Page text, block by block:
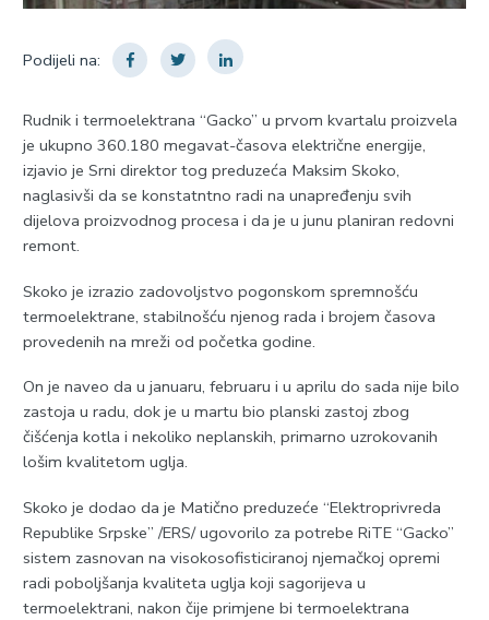
Podijeli na:
Rudnik i termoelektrana “Gacko” u prvom kvartalu proizvela
je ukupno 360.180 megavat-časova električne energije,
izjavio je Srni direktor tog preduzeća Maksim Skoko,
naglasivši da se konstatntno radi na unapređenju svih
dijelova proizvodnog procesa i da je u junu planiran redovni
remont.
Skoko je izrazio zadovoljstvo pogonskom spremnošću
termoelektrane, stabilnošću njenog rada i brojem časova
provedenih na mreži od početka godine.
On je naveo da u januaru, februaru i u aprilu do sada nije bilo
zastoja u radu, dok je u martu bio planski zastoj zbog
čišćenja kotla i nekoliko neplanskih, primarno uzrokovanih
lošim kvalitetom uglja.
Skoko je dodao da je Matično preduzeće “Elektroprivreda
Republike Srpske” /ERS/ ugovorilo za potrebe RiTE “Gacko”
sistem zasnovan na visokosofisticiranoj njemačkoj opremi
radi poboljšanja kvaliteta uglja koji sagorijeva u
termoelektrani, nakon čije primjene bi termoelektrana